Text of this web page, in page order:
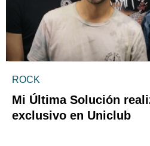
ROCK
Mi Última Solución
exclusivo en Uniclub